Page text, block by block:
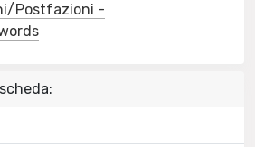
Postfazioni -